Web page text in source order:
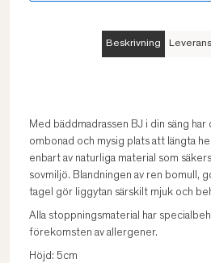
Beskrivning
Med bäddmadrassen BJ i din säng
ombonad och mysig plats att längta
enbart av naturliga material som
sovmiljö. Blandningen av ren bomull,
tagel gör liggytan särskilt mjuk och
Alla stoppningsmaterial har
förekomsten av allergener.
Höjd: 5cm